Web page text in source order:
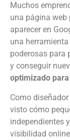
Muchos
una página web
aparecer en
una
poderosas para
y conseguir
optimizado para
Como
visto cómo
independientes
visibilidad